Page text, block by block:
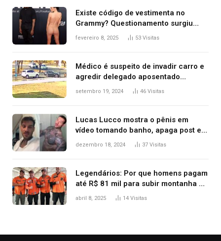
Existe código de vestimenta no
Grammy? Questionamento surgiu
após Bianca Censori, mulher de
fevereiro 8, 2025 53 Visitas
Médico é suspeito de invadir carro e
agredir delegado aposentado
durante confusão no trânsito
setembro 19, 2024 46 Visitas
Lucas Lucco mostra o pênis em
vídeo tomando banho, apaga post e
diz ‘foi mal’
dezembro 18, 2024 37 Visitas
Legendários: Por que homens pagam
até R$ 81 mil para subir montanha e
melhorar casamento?
abril 8, 2025 14 Visitas